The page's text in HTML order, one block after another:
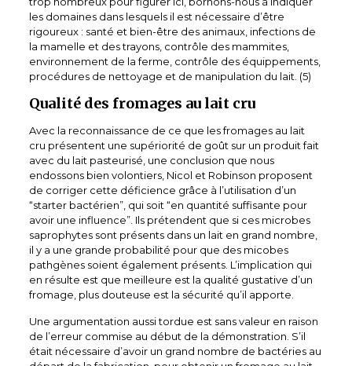
les domaines dans lesquels il est nécessaire d’être
rigoureux : santé et bien-être des animaux, infections de
la mamelle et des trayons, contrôle des mammites,
environnement de la ferme, contrôle des équippements,
procédures de nettoyage et de manipulation du lait. (5)
Qualité des fromages au lait cru
Avec la reconnaissance de ce que les fromages au lait
cru présentent une supériorité de goût sur un produit fait
avec du lait pasteurisé, une conclusion que nous
endossons bien volontiers, Nicol et Robinson proposent
de corriger cette déficience grâce à l’utilisation d’un
“starter bactérien”, qui soit “en quantité suffisante pour
avoir une influence”. Ils prétendent que si ces microbes
saprophytes sont présents dans un lait en grand nombre,
il y a une grande probabilité pour que des micobes
pathgènes soient également présents. L’implication qui
en résulte est que meilleure est la qualité gustative d’un
fromage, plus douteuse est la sécurité qu’il apporte.
Une argumentation aussi tordue est sans valeur en raison
de l’erreur commise au début de la démonstration. S’il
était nécessaire d’avoir un grand nombre de bactéries au